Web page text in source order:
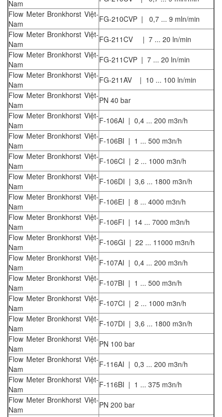
Nam
Flow Meter Bronkhorst Việt-
Nam
FG-210CVP | 0,7 ... 9 mln/min
Flow Meter Bronkhorst Việt-
Nam
FG-211CV | 7 ... 20 ln/min
Flow Meter Bronkhorst Việt-
Nam
FG-211CVP | 7 ... 20 ln/min
Flow Meter Bronkhorst Việt-
Nam
FG-211AV | 10 ... 100 ln/min
Flow Meter Bronkhorst Việt-
Nam
PN 40 bar
Flow Meter Bronkhorst Việt-
Nam
F-106AI | 0,4 ... 200 m3n/h
Flow Meter Bronkhorst Việt-
Nam
F-106BI | 1 ... 500 m3n/h
Flow Meter Bronkhorst Việt-
Nam
F-106CI | 2 ... 1000 m3n/h
Flow Meter Bronkhorst Việt-
Nam
F-106DI | 3,6 ... 1800 m3n/h
Flow Meter Bronkhorst Việt-
Nam
F-106EI | 8 ... 4000 m3n/h
Flow Meter Bronkhorst Việt-
Nam
F-106FI | 14 ... 7000 m3n/h
Flow Meter Bronkhorst Việt-
Nam
F-106GI | 22 ... 11000 m3n/h
Flow Meter Bronkhorst Việt-
Nam
F-107AI | 0,4 ... 200 m3n/h
Flow Meter Bronkhorst Việt-
Nam
F-107BI | 1 ... 500 m3n/h
Flow Meter Bronkhorst Việt-
Nam
F-107CI | 2 ... 1000 m3n/h
Flow Meter Bronkhorst Việt-
Nam
F-107DI | 3,6 ... 1800 m3n/h
Flow Meter Bronkhorst Việt-
Nam
PN 100 bar
Flow Meter Bronkhorst Việt-
Nam
F-116AI | 0,3 ... 200 m3n/h
Flow Meter Bronkhorst Việt-
Nam
F-116BI | 1 ... 375 m3n/h
Flow Meter Bronkhorst Việt-
Nam
PN 200 bar